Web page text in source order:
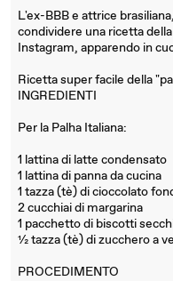
L'ex-BBB e attrice
condividere una ricetta
Instagram, apparendo in
Ricetta super facile della
INGREDIENTI
Per la Palha Italiana:
1 lattina di latte condensato
1 lattina di panna da cucina
1 tazza (tè) di cioccolato
2 cucchiai di margarina
1 pacchetto di biscotti
½ tazza (tè) di zucchero a
PROCEDIMENTO